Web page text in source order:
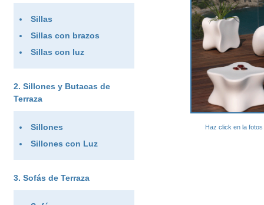
Haz click en la
Sillas
Sillas con brazos
Sillas con luz
Sillones y Butacas de
Terraza
Sillones
Sillones con Luz
Sofás de Terraza